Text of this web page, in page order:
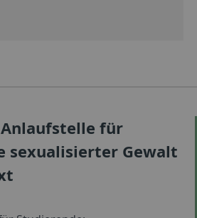
für
sexualisierter Gewalt